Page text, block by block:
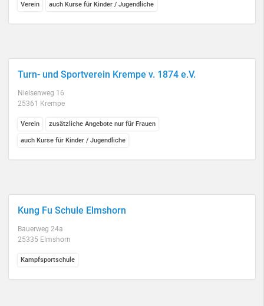
Verein auch Kurse für Kinder / Jugendliche
Turn- und Sportverein Krempe v. 1874 e.V.
Nielsenweg 16
25361 Krempe
Verein zusätzliche Angebote nur für Frauen
auch Kurse für Kinder / Jugendliche
Kung Fu Schule Elmshorn
Bauerweg 24a
25335 Elmshorn
Kampfsportschule